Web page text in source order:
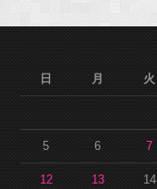
日
月 火
5 6 7
12 13 14